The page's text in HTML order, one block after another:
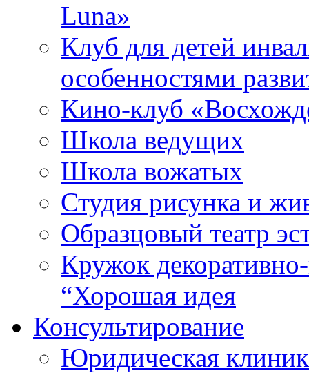
Luna»
Клуб для детей
особенностями
Кино-клуб
Школа ведущих
Школа вожатых
Студия рисунка и
Образцовый театр
Кружок
“Хорошая идея
Консультирование
Юридическая